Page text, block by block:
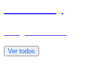
Ver todos